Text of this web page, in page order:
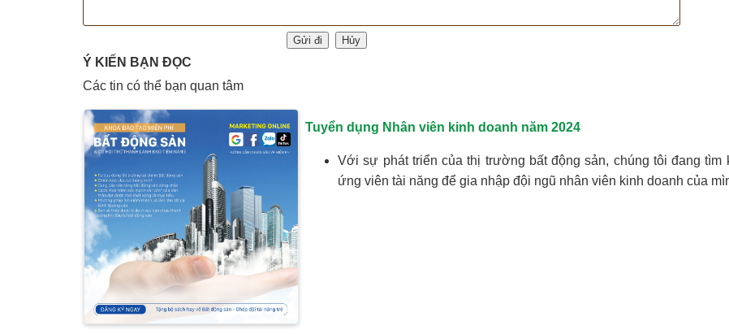
Ý KIẾN BẠN ĐỌC
Các tin có thể bạn quan tâm
Tuyển dụng Nhân viên kinh doanh năm 2024
Với sự phát triển của thị trường bất động sản, chúng tôi đang tìm
ứng viên tài năng để gia nhập đội ngũ nhân viên kinh doanh của